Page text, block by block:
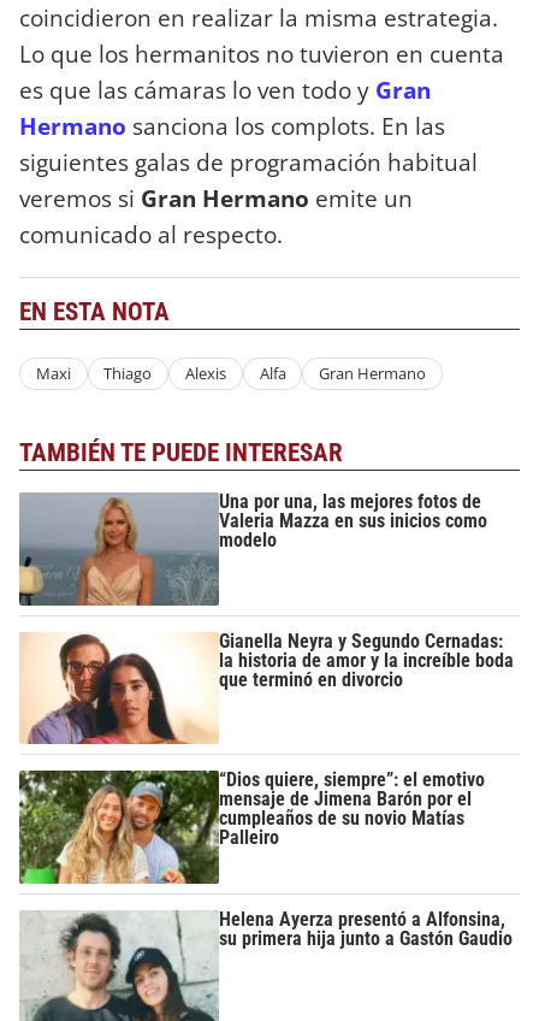
coincidieron en realizar la misma estrategia.
Lo que los hermanitos no tuvieron en cuenta
es que las cámaras lo ven todo y Gran
Hermano sanciona los complots. En las
siguientes galas de programación habitual
veremos si Gran Hermano emite un
comunicado al respecto.
EN ESTA NOTA
Maxi Thiago Alexis Alfa Gran Hermano
TAMBIÉN TE PUEDE INTERESAR
Una por una, las mejores fotos de
Valeria Mazza en sus inicios como
modelo
Gianella Neyra y Segundo Cernadas:
la historia de amor y la increíble boda
que terminó en divorcio
“Dios quiere, siempre”: el emotivo
mensaje de Jimena Barón por el
cumpleaños de su novio Matías
Palleiro
Helena Ayerza presentó a Alfonsina,
su primera hija junto a Gastón Gaudio